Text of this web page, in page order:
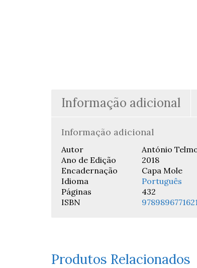
Informação adicional
Informação adicional
Autor
António
Ano de Edição
2018
Encadernação
Capa Mole
Idioma
Português
Páginas
432
ISBN
Produtos Relacionados